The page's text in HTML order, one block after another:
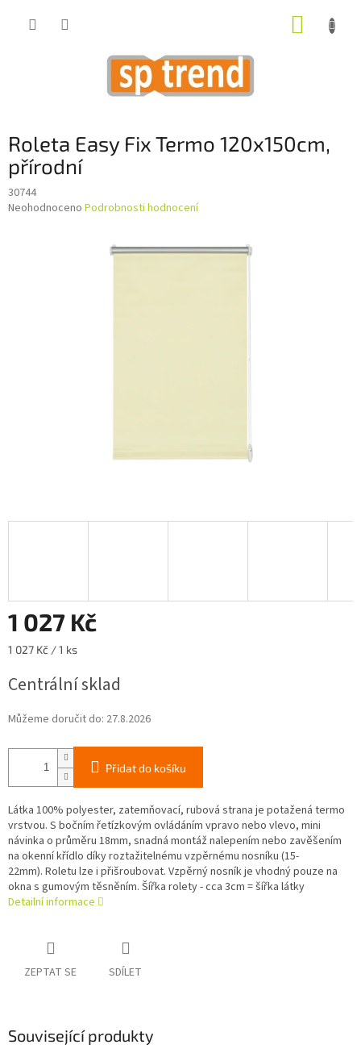
Roleta Easy Fix Termo 120x150cm,
přírodní
30744
Průměrné
Neohodnoceno Podrobnosti hodnocení
1 027 Kč
Měrná
1 027 Kč / 1 ks
Centrální sklad
Můžeme doručit do: 27.8.2026
Přidat do košíku
Látka 100% polyester, zatemňovací, rubová strana je potažená termo
vrstvou. S bočním řetízkovým ovládáním vpravo nebo vlevo, mini
návinka o průměru 18mm, snadná montáž nalepením nebo zavěšením
na okenní křídlo díky roztažitelnému vzpěrnému nosníku (15-
22mm). Roletu lze i přišroubovat. Vzpěrný nosník je vhodný pouze na
okna s gumovým těsněním. Šířka rolety - cca 3cm = šířka látky
Detailní informace
ZEPTAT SE SDÍLET
Související produkty